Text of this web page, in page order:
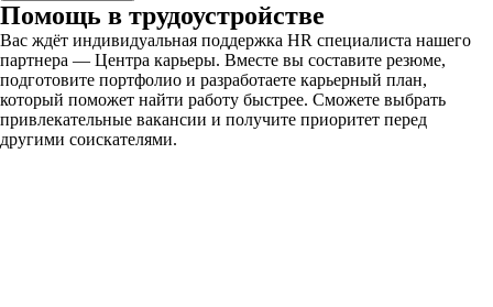
Помощь в трудоустройстве
Вас ждёт индивидуальная поддержка HR специалиста нашего
партнера — Центра карьеры. Вместе вы составите резюме,
подготовите портфолио и разработаете карьерный план,
который поможет найти работу быстрее. Сможете выбрать
привлекательные вакансии и получите приоритет перед
другими соискателями.